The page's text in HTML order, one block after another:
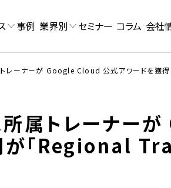
事例 業界別 セミナー コラム 会社
トレーナーが Google Cloud 公式アワードを
所属トレーナー
が「Regional